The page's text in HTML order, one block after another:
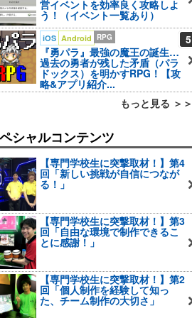
営イベントを効率良く攻略しよ
う！（イベント一覧あり）
5
iOS Android RPG
『勇パラ』最強の魔王の誕生…
過去の勇者が残した矛盾（パラ
ドックス）を明かすRPG！【攻
略&アプリ紹介...
もっと見る ＞＞
シャルコンテンツ
【専門学校生に突撃取材！】第4
回「新しい挑戦が自信につなが
る！」
【専門学校生に突撃取材！】第3
回「自由な環境で制作できるこ
とに感謝！」
【専門学校生に突撃取材！】第2
回「個人制作を経験して知っ
た、チーム制作の大切さ」